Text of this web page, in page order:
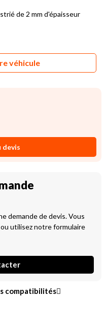
de 2 mm d'épaisseur
véhicule
devis
demande de devis. Vous
utilisez notre formulaire
compatibilités